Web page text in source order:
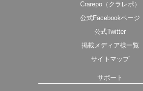
Crarepo（クラレポ）
公式Facebookページ
公式Twitter
掲載メディア様一覧
サイトマップ
サポート